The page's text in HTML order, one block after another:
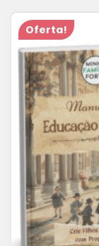
Oferta!